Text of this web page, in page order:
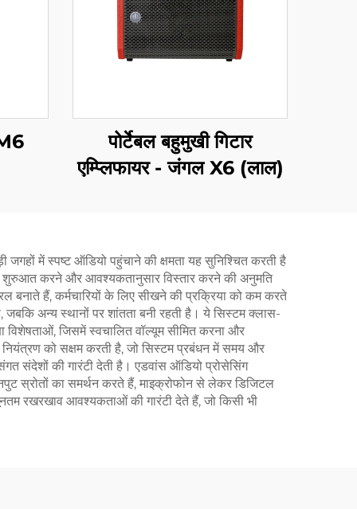
पोर्टेबल बहुमुखी गिटार
एम्प्लिफायर - जंगल X6 (लाल)
में स्पष्ट ऑडियो पहुंचाने की क्षमता यह सुनिश्चित करती है
शुरुआत करने और आवश्यकतानुसार विस्तार करने की अनुमति
बनाते हैं, कर्मचारियों के लिए सीखने की प्रक्रिया को कम करते
अन्य स्थानों पर शांतता बनी रहती है। ये सिस्टम क्लास-
विशेषताओं, जिसमें स्वचालित वॉल्यूम सीमित करना और
नियंत्रण को सक्षम करती है, जो सिस्टम प्रबंधन में समय और
संदेशों की गारंटी देती है। एडवांस ऑडियो प्रोसेसिंग
स्रोतों का समर्थन करते हैं, माइक्रोफोन से लेकर डिजिटल
रखरखाव आवश्यकताओं की गारंटी देते हैं, जो किसी भी